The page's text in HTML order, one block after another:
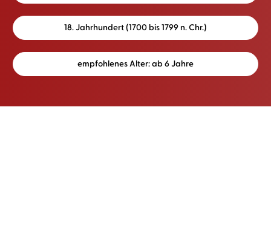
18. Jahrhundert (1700 bis 1799 n. Chr.)
empfohlenes Alter: ab 6 Jahre